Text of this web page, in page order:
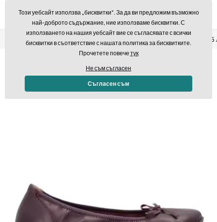
Връщане в рамките на 14 дни Бърза доставка над
Този уебсайт използва „бисквитки“. За да ви предложим възможно
най-доброто съдържание, ние използваме бисквитки. С
използването на нашия уебсайт вие се съгласявате с всички
бисквитки в съответствие с нашата политика за бисквитките.
Прочетете повечетук
Не съм съгласен
Съгласен съм